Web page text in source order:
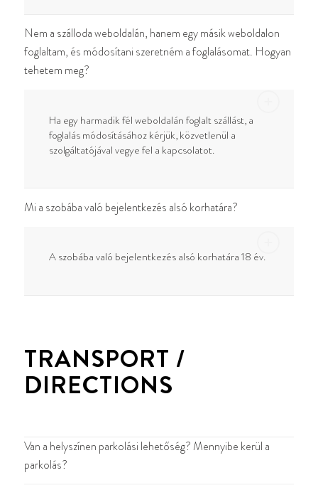
Nem a szálloda weboldalán, hanem egy másik weboldalon
foglaltam, és módosítani szeretném a foglalásomat. Hogyan
tehetem meg?
Ha egy harmadik fél weboldalán foglalt szállást, a
foglalás módosításához kérjük, közvetlenül a
szolgáltatójával vegye fel a kapcsolatot.
Mi a szobába való bejelentkezés alsó korhatára?
A szobába való bejelentkezés alsó korhatára 18 év.
TRANSPORT /
DIRECTIONS
Van a helyszínen parkolási lehetőség? Mennyibe kerül a
parkolás?